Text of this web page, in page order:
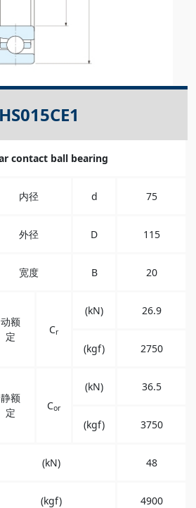
HS015CE1
contact ball bearing
内径 d 75
外径 D 115
宽度 B 20
动额
定
Cr
(kN) 26.9
(kgf) 2750
静额
定
Cor
(kN) 36.5
(kgf) 3750
(kN) 48
(kgf) 4900